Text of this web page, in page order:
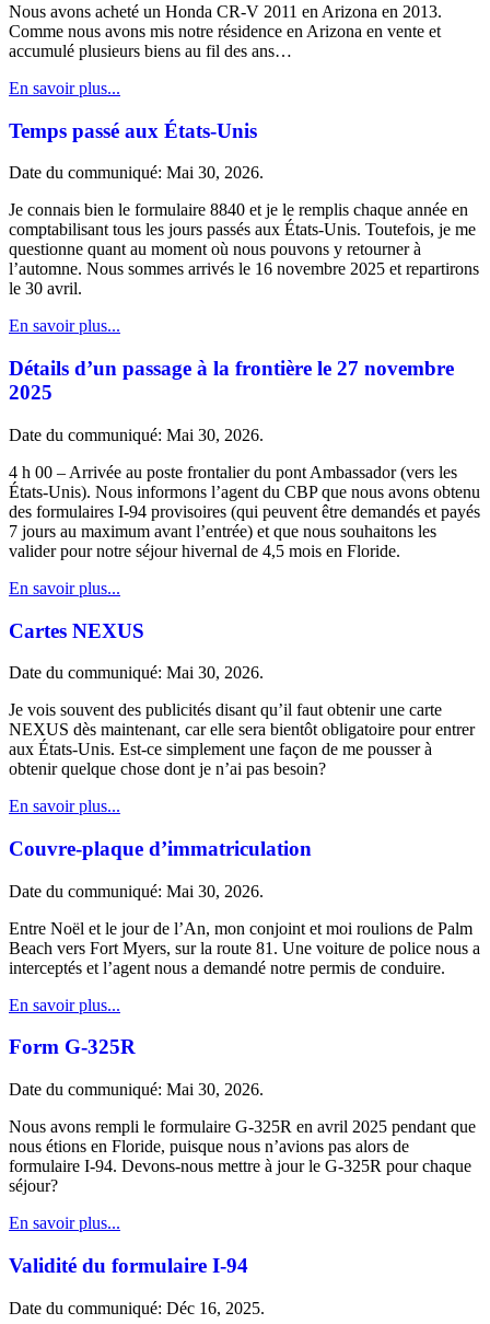
Nous avons acheté un Honda CR-V 2011 en Arizona en 2013.
Comme nous avons mis notre résidence en Arizona en vente et
accumulé plusieurs biens au fil des ans…
En savoir plus...
Temps passé aux États-Unis
Date du communiqué: Mai 30, 2026.
Je connais bien le formulaire 8840 et je le remplis chaque année en
comptabilisant tous les jours passés aux États-Unis. Toutefois, je me
questionne quant au moment où nous pouvons y retourner à
l’automne. Nous sommes arrivés le 16 novembre 2025 et repartirons
le 30 avril.
En savoir plus...
Détails d’un passage à la frontière le 27 novembre
2025
Date du communiqué: Mai 30, 2026.
4 h 00 – Arrivée au poste frontalier du pont Ambassador (vers les
États-Unis). Nous informons l’agent du CBP que nous avons obtenu
des formulaires I-94 provisoires (qui peuvent être demandés et payés
7 jours au maximum avant l’entrée) et que nous souhaitons les
valider pour notre séjour hivernal de 4,5 mois en Floride.
En savoir plus...
Cartes NEXUS
Date du communiqué: Mai 30, 2026.
Je vois souvent des publicités disant qu’il faut obtenir une carte
NEXUS dès maintenant, car elle sera bientôt obligatoire pour entrer
aux États-Unis. Est-ce simplement une façon de me pousser à
obtenir quelque chose dont je n’ai pas besoin?
En savoir plus...
Couvre-plaque d’immatriculation
Date du communiqué: Mai 30, 2026.
Entre Noël et le jour de l’An, mon conjoint et moi roulions de Palm
Beach vers Fort Myers, sur la route 81. Une voiture de police nous a
interceptés et l’agent nous a demandé notre permis de conduire.
En savoir plus...
Form G-325R
Date du communiqué: Mai 30, 2026.
Nous avons rempli le formulaire G-325R en avril 2025 pendant que
nous étions en Floride, puisque nous n’avions pas alors de
formulaire I-94. Devons-nous mettre à jour le G-325R pour chaque
séjour?
En savoir plus...
Validité du formulaire I-94
Date du communiqué: Déc 16, 2025.